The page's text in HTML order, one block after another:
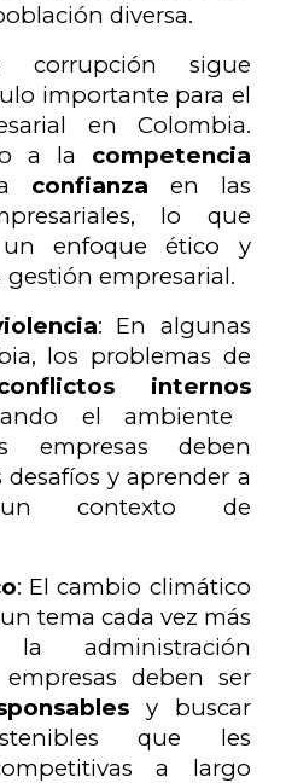
diversa.
sigue
importante para el
en Colombia.
a la competencia
confianza en las
lo que
un enfoque ético y
gestión empresarial.
: En algunas
los problemas de
internos
el ambiente
empresas deben
desafíos y aprender a
contexto de
: El cambio climático
tema cada vez más
administración
deben ser
y buscar
que les
a largo